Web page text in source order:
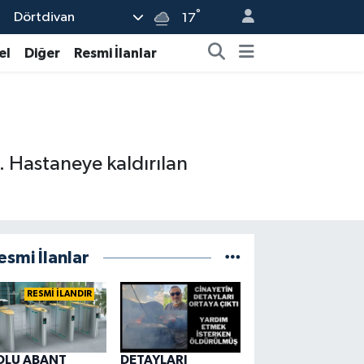
Dörtdivan 17°
Diğer Resmi İlanlar
Hastaneye kaldırılan
İlanlar
RESMİ İLANDIR
ABANT
DETAYLARI